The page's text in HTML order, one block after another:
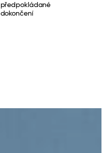
předpokládané
dokončení